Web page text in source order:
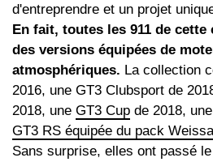
d'entreprendre et un projet
En fait, toutes les 911 de
des versions équipées de
atmosphériques. La collection
2016, une GT3 Clubsport de
2018, une GT3 Cup de 2018, une
GT3 RS équipée du pack
Sans surprise, elles ont passé